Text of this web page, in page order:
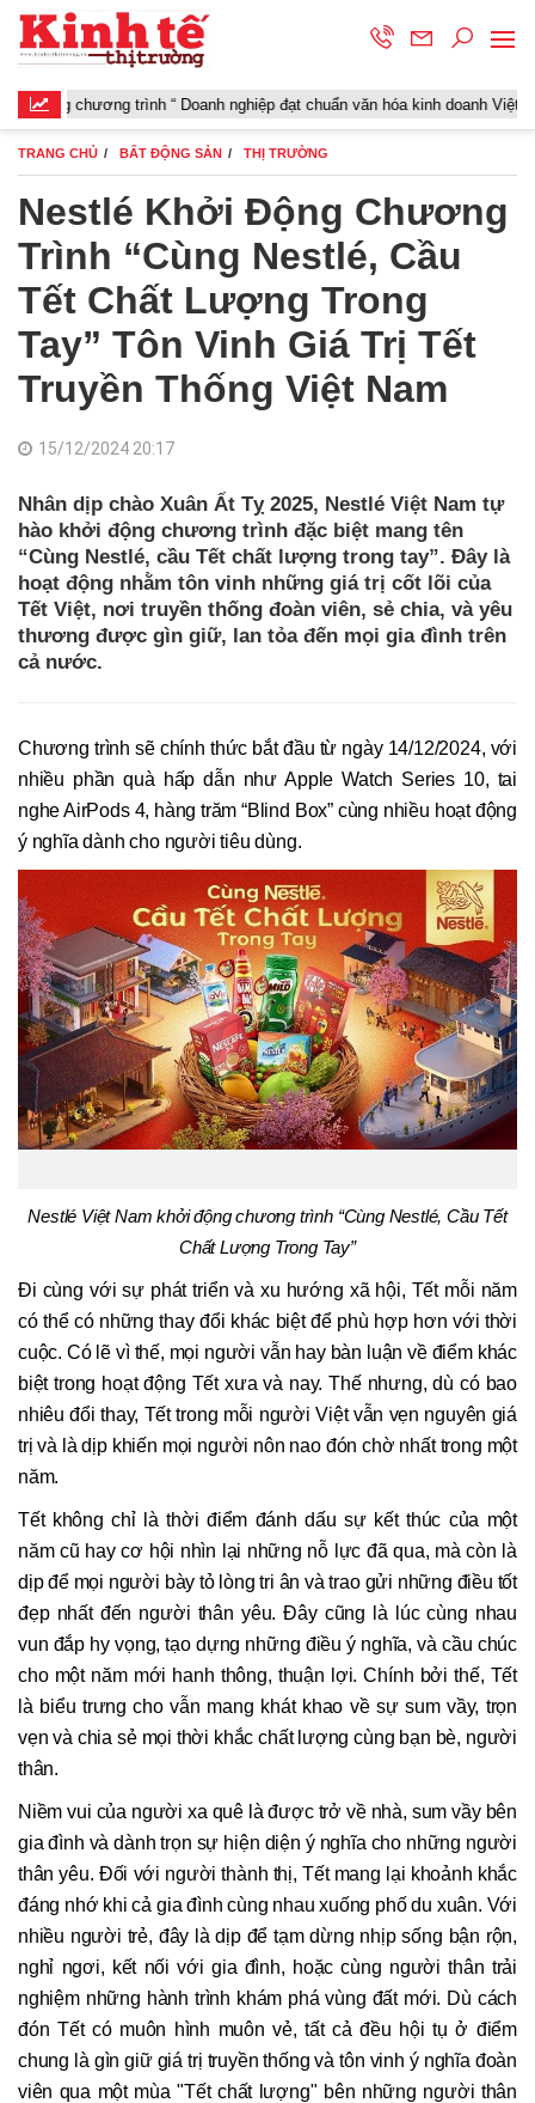
trình “ Doanh nghiệp đạt chuẩn văn hóa kinh doanh Việt Nam” năm
TRANG CHỦ BẤT ĐỘNG SẢN THỊ TRƯỜNG
Nestlé Khởi Động Chương
Trình “Cùng Nestlé, Cầu
Tết Chất Lượng Trong
Tay” Tôn Vinh Giá Trị Tết
Truyền Thống Việt Nam
15/12/2024 20:17
Nhân dịp chào Xuân Ất Tỵ 2025, Nestlé Việt Nam tự
hào khởi động chương trình đặc biệt mang tên
“Cùng Nestlé, cầu Tết chất lượng trong tay”. Đây là
hoạt động nhằm tôn vinh những giá trị cốt lõi của
Tết Việt, nơi truyền thống đoàn viên, sẻ chia, và yêu
thương được gìn giữ, lan tỏa đến mọi gia đình trên
cả nước.
Chương trình sẽ chính thức bắt đầu từ ngày 14/12/2024, với
nhiều phần quà hấp dẫn như Apple Watch Series 10, tai
nghe AirPods 4, hàng trăm “Blind Box” cùng nhiều hoạt động
ý nghĩa dành cho người tiêu dùng.
Nestlé Việt Nam khởiđộngchương trình“Cùng Nestlé, Cầu Tết
Chất Lượng Trong Tay”
Đi cùng với sự phát triển và xu hướng xã hội, Tết mỗi năm
có thể có những thay đổi khác biệt để phù hợp hơn với thời
cuộc. Có lẽ vì thế, mọi người vẫn hay bàn luận về điểm khác
biệt trong hoạt động Tết xưa và nay. Thế nhưng, dù có bao
nhiêu đổi thay, Tết trong mỗi người Việt vẫn vẹn nguyên giá
trị và là dịp khiến mọi người nôn nao đón chờ nhất trong một
năm.
Tết không chỉ là thời điểm đánh dấu sự kết thúc của một
năm cũ hay cơ hội nhìn lại những nỗ lực đã qua, mà còn là
dịp để mọi người bày tỏ lòng tri ân và trao gửi những điều tốt
đẹp nhất đến người thân yêu. Đây cũng là lúc cùng nhau
vun đắp hy vọng, tạo dựng những điều ý nghĩa, và cầu chúc
cho một năm mới hanh thông, thuận lợi. Chính bởi thế, Tết
là biểu trưng cho vẫn mang khát khao về sự sum vầy, trọn
vẹn và chia sẻ mọi thời khắc chất lượng cùng bạn bè, người
thân.
Niềm vui của người xa quê là được trở về nhà, sum vầy bên
gia đình và dành trọn sự hiện diện ý nghĩa cho những người
thân yêu. Đối với người thành thị, Tết mang lại khoảnh khắc
đáng nhớ khi cả gia đình cùng nhau xuống phố du xuân. Với
nhiều người trẻ, đây là dịp để tạm dừng nhịp sống bận rộn,
nghỉ ngơi, kết nối với gia đình, hoặc cùng người thân trải
nghiệm những hành trình khám phá vùng đất mới. Dù cách
đón Tết có muôn hình muôn vẻ, tất cả đều hội tụ ở điểm
chung là gìn giữ giá trị truyền thống và tôn vinh ý nghĩa đoàn
viên qua một mùa "Tết chất lượng" bên những người thân